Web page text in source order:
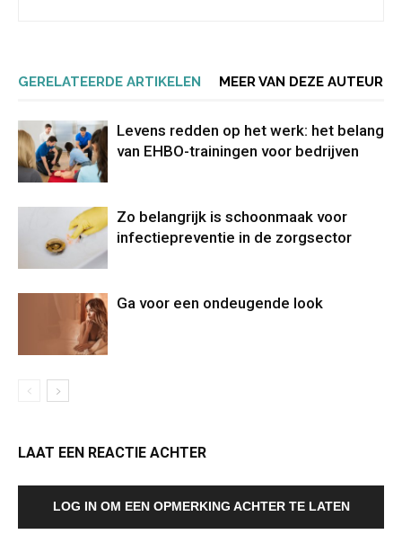
GERELATEERDE ARTIKELEN MEER VAN DEZE AUTEUR
Levens redden op het werk: het belang
van EHBO-trainingen voor bedrijven
Zo belangrijk is schoonmaak voor
infectiepreventie in de zorgsector
Ga voor een ondeugende look
LAAT EEN REACTIE ACHTER
LOG IN OM EEN OPMERKING ACHTER TE LATEN